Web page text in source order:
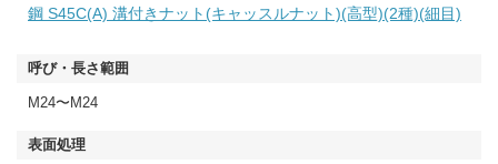
鋼 S45C(A) 溝付きナット(キャッスルナット)(高型)(2種)(細目)
M24〜M24